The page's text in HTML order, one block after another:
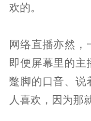
欢的。
网络直播亦然，
即便屏幕里的主
蹩脚的口音、说
人喜欢，因为那